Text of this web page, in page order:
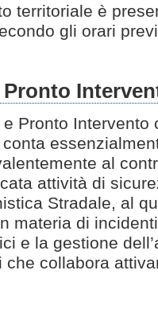
territoriale è
gli orari
Pronto
e Pronto
al
attività di
Stradale, al
materia di
e la gestione
collabora